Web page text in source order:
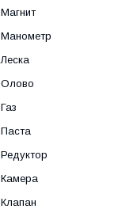
Магнит
Манометр
Леска
Олово
Газ
Паста
Редуктор
Камера
Клапан